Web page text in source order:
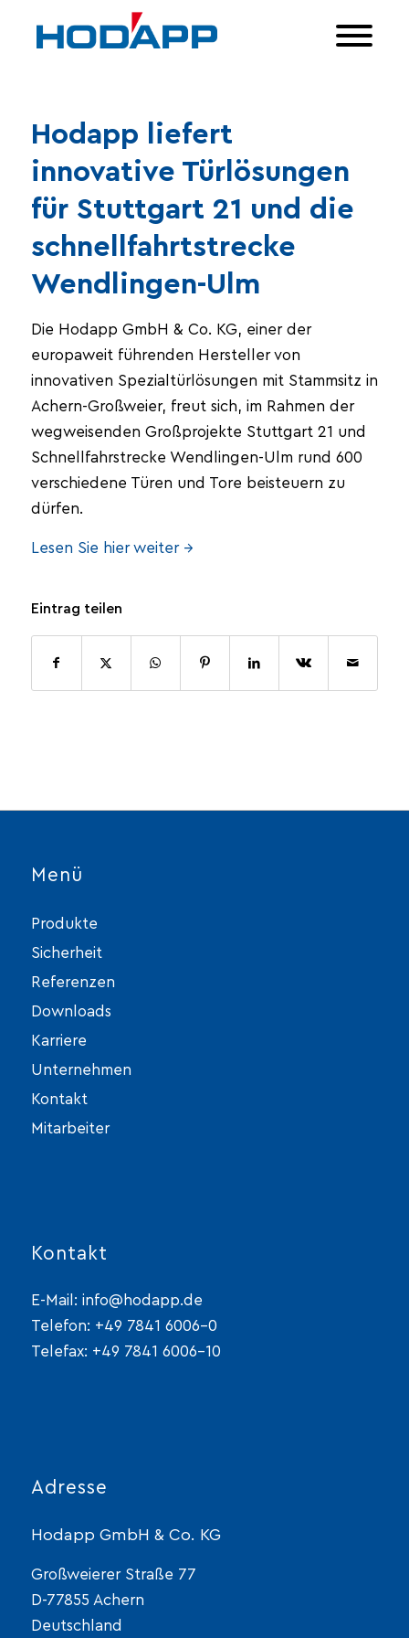
Hodapp liefert
innovative Türlösungen
für Stuttgart 21 und die
schnellfahrtstrecke
Wendlingen-Ulm
Die Hodapp GmbH & Co. KG, einer der
europaweit führenden Hersteller von
innovativen Spezialtürlösungen mit Stammsitz in
Achern-Großweier, freut sich, im Rahmen der
wegweisenden Großprojekte Stuttgart 21 und
Schnellfahrstrecke Wendlingen-Ulm rund 600
verschiedene Türen und Tore beisteuern zu
dürfen.
Lesen Sie hier weiter →
Eintrag teilen
Menü
Produkte
Sicherheit
Referenzen
Downloads
Karriere
Unternehmen
Kontakt
Mitarbeiter
Kontakt
E-Mail: info@hodapp.de
Telefon: +49 7841 6006-0
Telefax: +49 7841 6006-10
Adresse
Hodapp GmbH & Co. KG
Großweierer Straße 77
D-77855 Achern
Deutschland